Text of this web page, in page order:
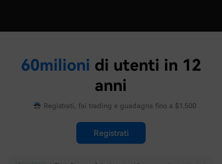
60milioni di utenti in 12
anni
Registrati, fai trading e guadagna fino a $1.500
Registrati